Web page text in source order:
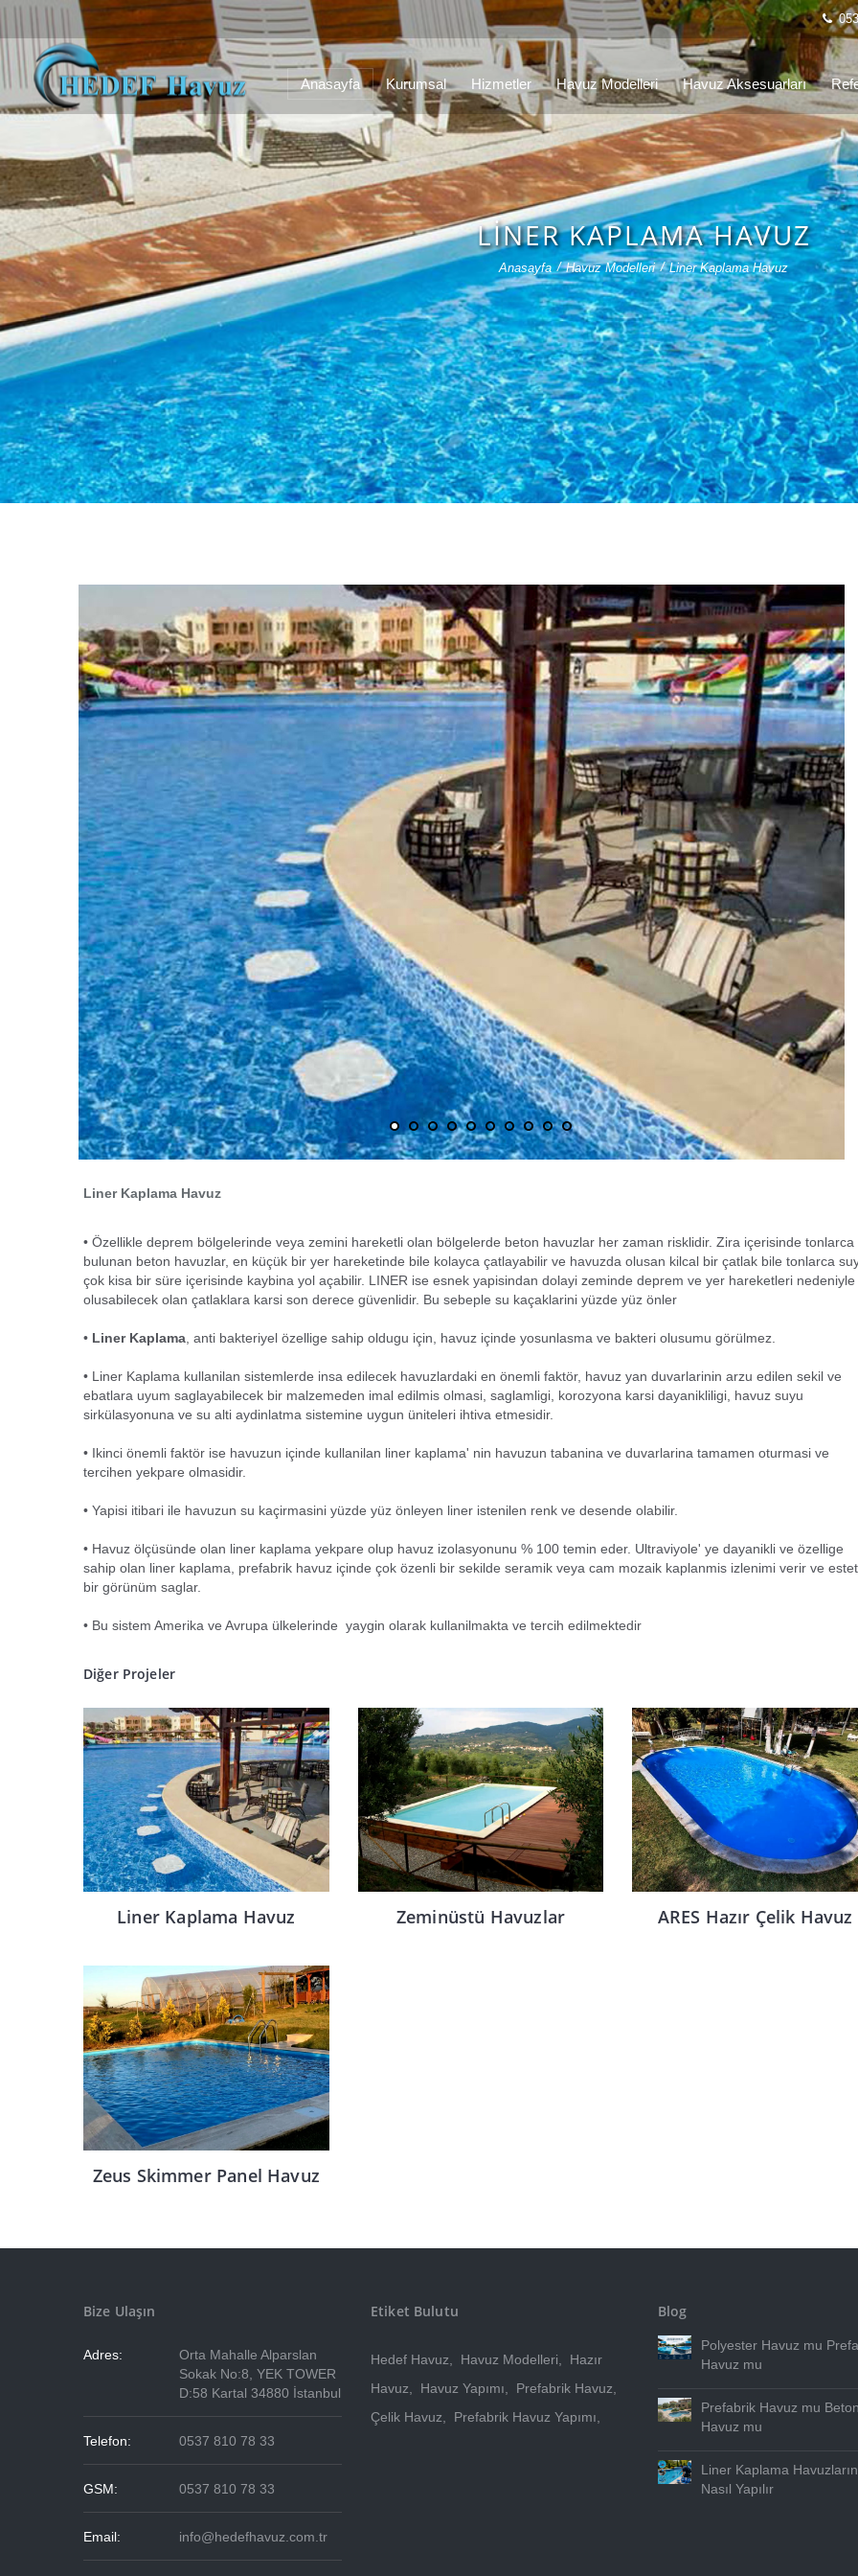
Anasayfa Kurumsal Hizmetler Havuz Modelleri Havuz Aksesuarları
LINER KAPLAMA HAVUZ
Anasayfa Havuz Modelleri Liner Kaplama Havuz
Liner Kaplama Havuz
• Özellikle deprem bölgelerinde veya zemini hareketli olan bölgelerde beton havuzlar her zaman risklidir. Zira içerisinde tonlarca
bulunan beton havuzlar, en küçük bir yer hareketinde bile kolayca çatlayabilir ve havuzda olusan kilcal bir çatlak bile tonlarca
çok kisa bir süre içerisinde kaybina yol açabilir. LINER ise esnek yapisindan dolayi zeminde deprem ve yer hareketleri nedeniyle
olusabilecek olan çatlaklara karsi son derece güvenlidir. Bu sebeple su kaçaklarini yüzde yüz önler
• Liner Kaplama , anti bakteriyel özellige sahip oldugu için, havuz içinde yosunlasma ve bakteri olusumu görülmez.
• Liner Kaplama kullanilan sistemlerde insa edilecek havuzlardaki en önemli faktör, havuz yan duvarlarinin arzu edilen sekil ve
ebatlara uyum saglayabilecek bir malzemeden imal edilmis olmasi, saglamligi, korozyona karsi dayanikliligi, havuz suyu
sirkülasyonuna ve su alti aydinlatma sistemine uygun üniteleri ihtiva etmesidir.
• Ikinci önemli faktör ise havuzun içinde kullanilan liner kaplama' nin havuzun tabanina ve duvarlarina tamamen oturmasi ve
tercihen yekpare olmasidir.
• Yapisi itibari ile havuzun su kaçirmasini yüzde yüz önleyen liner istenilen renk ve desende olabilir.
• Havuz ölçüsünde olan liner kaplama yekpare olup havuz izolasyonunu % 100 temin eder. Ultraviyole' ye dayanikli ve özellige
sahip olan liner kaplama, prefabrik havuz içinde çok özenli bir sekilde seramik veya cam mozaik kaplanmis izlenimi verir ve
bir görünüm saglar.
• Bu sistem Amerika ve Avrupa ülkelerinde yaygin olarak kullanilmakta ve tercih edilmektedir
Diğer Projeler
Liner Kaplama Havuz Zeminüstü Havuzlar ARES Hazır Çelik Havuz
Zeus Skimmer Panel Havuz
Bize Ulaşın
Adres:
Orta Mahalle Alparslan
Sokak No:8, YEK TOWER
D:58 Kartal 34880 İstanbul
Telefon: 0537 810 78 33
GSM: 0537 810 78 33
Email: info@hedefhavuz.com.tr
Etiket Bulutu
Hedef Havuz Havuz Modelleri
Hazır
Havuz
Havuz Yapımı Prefabrik Havuz
Çelik Havuz
Prefabrik Havuz Yapımı
Blog
Polyester Havuz mu
Havuz mu
Prefabrik Havuz mu
Havuz mu
Liner Kaplama Havuzların
Nasıl Yapılır